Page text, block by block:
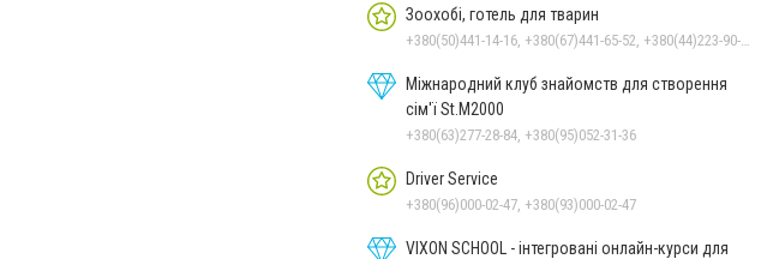
Зоохобі, готель для тварин
Міжнародний клуб знайомств для створення
сім'ї St.М2000
+380(63)277-28-84, +380(95)052-31-36
Driver Service
+380(96)000-02-47, +380(93)000-02-47
VIXON SCHOOL - інтегровані онлайн-курси для